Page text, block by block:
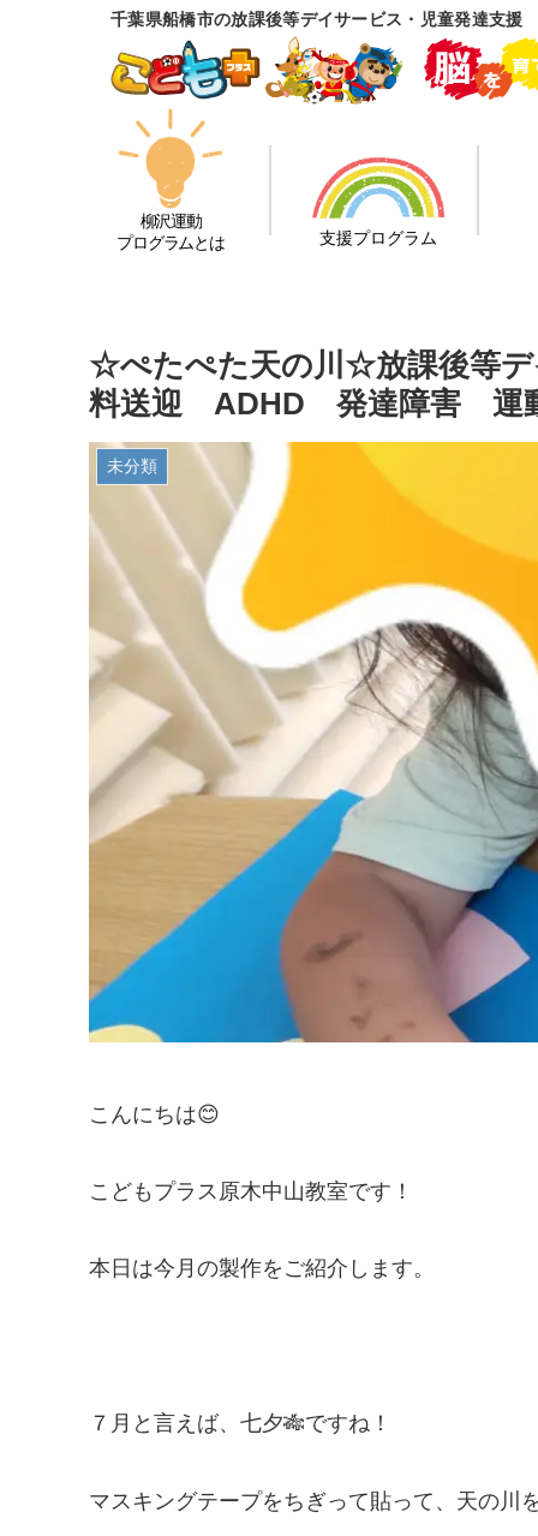
千葉県船橋市の放課後等デイサービス・児童発達支
柳沢運動
プログラムとは
支援プログラム
☆ぺたぺた天の川☆放課後等
料送迎 ADHD 発達障害 運
未分類
こんにちは😊
こどもプラス原木中山教室です！
本日は今月の製作をご紹介します。
７月と言えば、七夕🎋ですね！
マスキングテープをちぎって貼って、天の川